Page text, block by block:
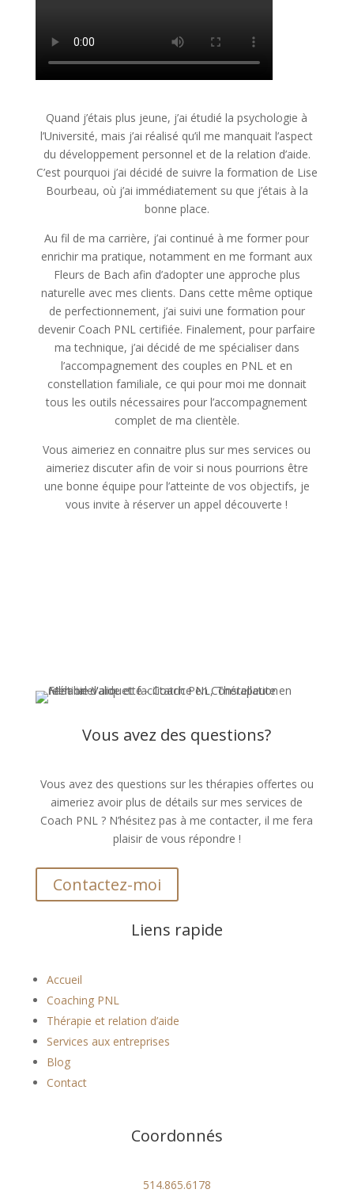
Quand j’étais plus jeune, j’ai étudié la psychologie à
l’Université, mais j’ai réalisé qu’il me manquait l’aspect
du développement personnel et de la relation d’aide.
C’est pourquoi j’ai décidé de suivre la formation de Lise
Bourbeau, où j’ai immédiatement su que j’étais à la
bonne place.
Au fil de ma carrière, j’ai continué à me former pour
enrichir ma pratique, notamment en me formant aux
Fleurs de Bach afin d’adopter une approche plus
naturelle avec mes clients. Dans cette même optique
de perfectionnement, j’ai suivi une formation pour
devenir Coach PNL certifiée. Finalement, pour parfaire
ma technique, j’ai décidé de me spécialiser dans
l’accompagnement des couples en PNL et en
constellation familiale, ce qui pour moi me donnait
tous les outils nécessaires pour l’accompagnement
complet de ma clientèle.
Vous aimeriez en connaitre plus sur mes services ou
aimeriez discuter afin de voir si nous pourrions être
une bonne équipe pour l’atteinte de vos objectifs, je
vous invite à réserver un appel découverte !
Vous avez des questions?
Vous avez des questions sur les thérapies offertes ou
aimeriez avoir plus de détails sur mes services de
Coach PNL ? N’hésitez pas à me contacter, il me fera
plaisir de vous répondre !
Contactez-moi
Liens rapide
Accueil
Coaching PNL
Thérapie et relation d’aide
Services aux entreprises
Blog
Contact
Coordonnés
514.865.6178